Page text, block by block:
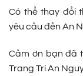
Có thể thay đổi
yêu cầu đến An
Cảm ơn bạn đã
Trang Trí An